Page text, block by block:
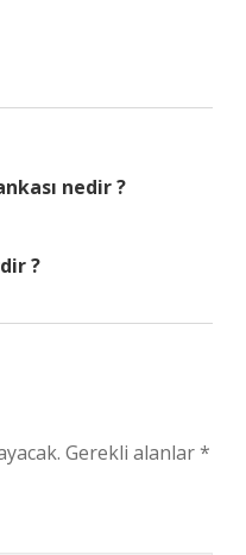
nedir ?
?
Gerekli alanlar*